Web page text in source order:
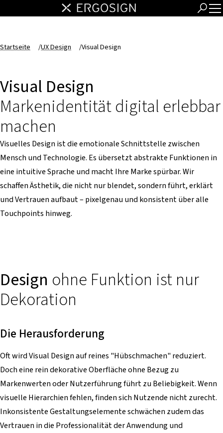
Startseite /UX Design /Visual Design
Visual Design
Markenidentität digital erlebbar
machen
Visuelles Design ist die emotionale Schnittstelle zwischen
Mensch und Technologie. Es übersetzt abstrakte Funktionen in
eine intuitive Sprache und macht Ihre Marke spürbar. Wir
schaffen Ästhetik, die nicht nur blendet, sondern führt, erklärt
und Vertrauen aufbaut – pixelgenau und konsistent über alle
Touchpoints hinweg.
Design ohne Funktion ist nur
Dekoration
Die Herausforderung
Oft wird Visual Design auf reines "Hübschmachen" reduziert.
Doch eine rein dekorative Oberfläche ohne Bezug zu
Markenwerten oder Nutzerführung führt zu Beliebigkeit. Wenn
visuelle Hierarchien fehlen, finden sich Nutzende nicht zurecht.
Inkonsistente Gestaltungselemente schwächen zudem das
Vertrauen in die Professionalität der Anwendung und